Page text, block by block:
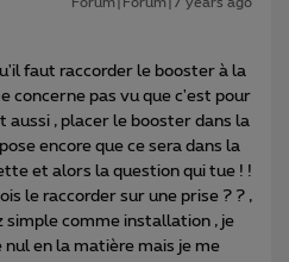
faut raccorder le booster à la
concerne pas vu que c'est pour
aussi , placer le booster dans la
encore que ce sera dans la
et alors la question qui tue ! !
le raccorder sur une prise ? ? ,
simple comme installation , je
nul en la matière mais je me